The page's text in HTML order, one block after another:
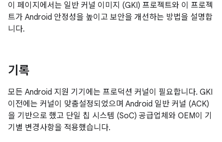
이 페이지에서는 일반 커널 이미지 (GKI) 프로젝트와 이 프로젝
트가 Android 안정성을 높이고 보안을 개선하는 방법을 설명합
니다.
기록
모든 Android 지원 기기에는 프로덕션 커널이 필요합니다. GKI
이전에는 커널이 맞춤설정되었으며 Android 일반 커널 (ACK)
을 기반으로 했고 단일 칩 시스템 (SoC) 공급업체와 OEM이 기
기별 변경사항을 적용했습니다.